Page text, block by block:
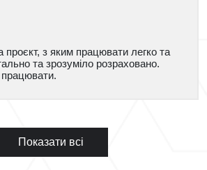
з яким працювати легко та
та зрозуміло розраховано.
Показати всі